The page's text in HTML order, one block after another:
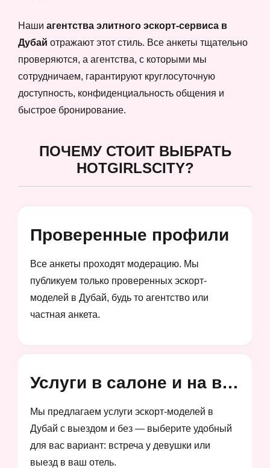
Наши агентства элитного эскорт-сервиса в
Дубай отражают этот стиль. Все анкеты тщательно
проверяются, а агентства, с которыми мы
сотрудничаем, гарантируют круглосуточную
доступность, конфиденциальность общения и
быстрое бронирование.
ПОЧЕМУ СТОИТ ВЫБРАТЬ
HOTGIRLSCITY?
Проверенные профили
Все анкеты проходят модерацию. Мы
публикуем только проверенных эскорт-
моделей в Дубай, будь то агентство или
частная анкета.
Услуги в салоне и на выезд
Мы предлагаем услуги эскорт-моделей в
Дубай с выездом и без — выберите удобный
для вас вариант: встреча у девушки или
выезд в ваш отель.